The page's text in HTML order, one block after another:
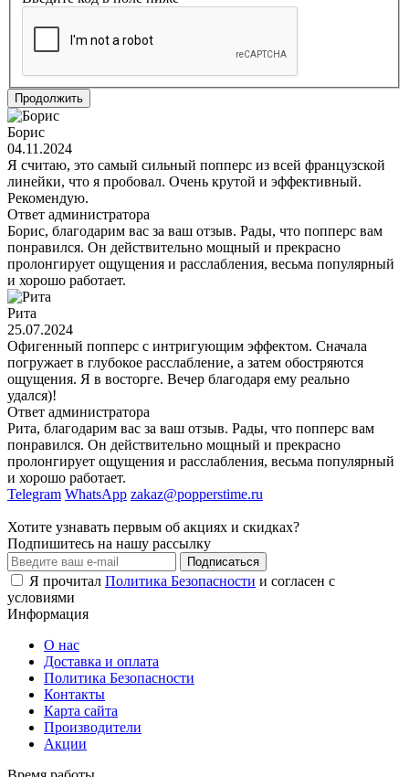
Продолжить
Борис
04.11.2024
Я считаю, это самый сильный попперс из всей французской
линейки, что я пробовал. Очень крутой и эффективный.
Рекомендую.
Ответ администратора
Борис, благодарим вас за ваш отзыв. Рады, что попперс вам
понравился. Он действительно мощный и прекрасно
пролонгирует ощущения и расслабления, весьма популярный
и хорошо работает.
Рита
25.07.2024
Офигенный попперс с интригующим эффектом. Сначала
погружает в глубокое расслабление, а затем обостряются
ощущения. Я в восторге. Вечер благодаря ему реально
удался)!
Ответ администратора
Рита, благодарим вас за ваш отзыв. Рады, что попперс вам
понравился. Он действительно мощный и прекрасно
пролонгирует ощущения и расслабления, весьма популярный
и хорошо работает.
Telegram WhatsApp zakaz@popperstime.ru
Хотите узнавать первым об акциях и скидках?
Подпишитесь на нашу рассылку
Подписаться
Я прочитал Политика Безопасности и согласен с
условиями
Информация
О нас
Доставка и оплата
Политика Безопасности
Контакты
Карта сайта
Производители
Акции